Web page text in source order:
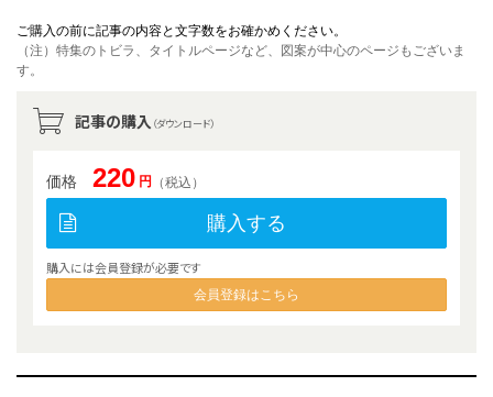
ご購入の前に記事の内容と文字数をお確かめください。
（注）特集のトビラ、タイトルページなど、図案が中心のページもございま
す。
記事の購入 （ダウンロード）
価格 220 円 （税込）
購入する
購入には会員登録が必要です
会員登録はこちら